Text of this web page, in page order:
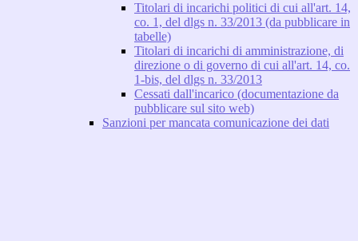
Titolari di incarichi politici di cui all'art. 14,
co. 1, del dlgs n. 33/2013 (da pubblicare in
tabelle)
Titolari di incarichi di amministrazione, di
direzione o di governo di cui all'art. 14, co.
1-bis, del dlgs n. 33/2013
Cessati dall'incarico (documentazione da
pubblicare sul sito web)
Sanzioni per mancata comunicazione dei dati